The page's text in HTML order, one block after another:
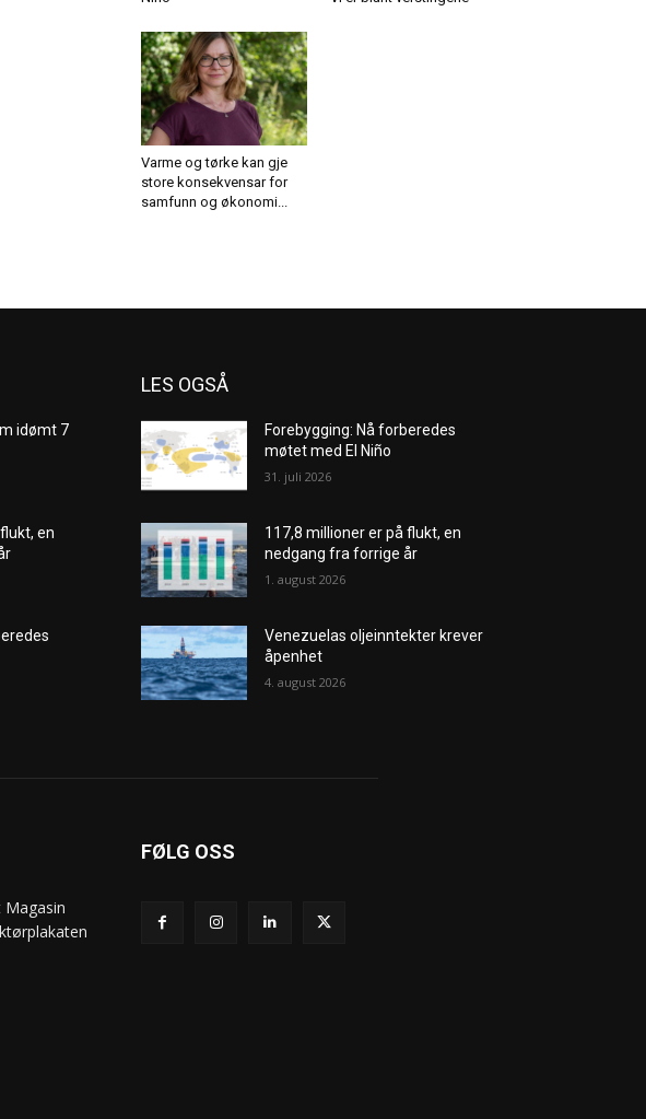
Varme og tørke kan gje
store konsekvensar for
samfunn og økonomi...
idømt 7
en
LES OGSÅ
Forebygging: Nå forberedes
møtet med El Niño
31. juli 2026
117,8 millioner er på flukt, en
nedgang fra forrige år
1. august 2026
Venezuelas oljeinntekter krever
åpenhet
4. august 2026
FØLG OSS